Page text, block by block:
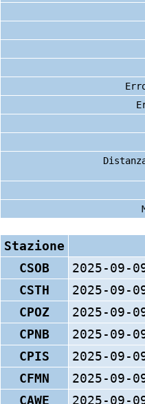
Stazione
CSOB
2025-09-
CSTH
2025-09-
CPOZ
2025-09-
CPNB
2025-09-
CPIS
2025-09-
CFMN
2025-09-
CAWE
2025-09-